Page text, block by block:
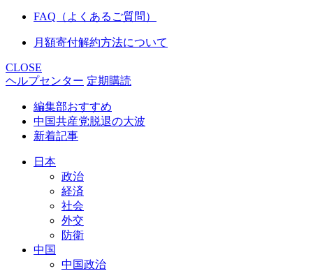
FAQ（よくあるご質問）
月額寄付解約方法について
CLOSE
ヘルプセンター 定期購読
編集部おすすめ
中国共産党脱退の大波
新着記事
日本
政治
経済
社会
外交
防衛
中国
中国政治